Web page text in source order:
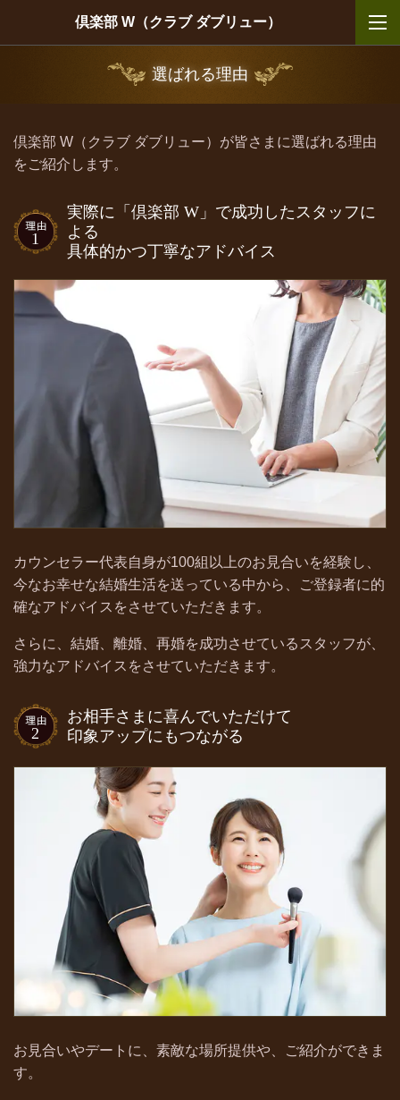
倶楽部 W（クラブ ダブリュー）
選ばれる理由
倶楽部 W（クラブ ダブリュー）が皆さまに選ばれる理由
をご紹介します。
実際に「倶楽部 W」で成功したスタッフに
よる
具体的かつ丁寧なアドバイス
カウンセラー代表自身が100組以上のお見合いを経験し、
今なお幸せな結婚生活を送っている中から、ご登録者に的
確なアドバイスをさせていただきます。
さらに、結婚、離婚、再婚を成功させているスタッフが、
強力なアドバイスをさせていただきます。
お相手さまに喜んでいただけて
印象アップにもつながる
お見合いやデートに、素敵な場所提供や、ご紹介ができま
す。